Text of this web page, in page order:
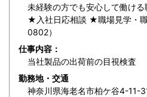
未経験の方でも安心して働け
★入社日応相談 ★職場見学・
0802）
仕事内容：
当社製品の出荷前の目視検査
勤務地・交通
神奈川県海老名市柏ケ谷4-11-